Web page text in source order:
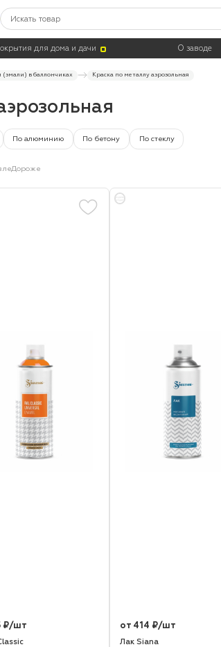
для дома и дачи О заводе
(эмали) в баллончиках Краска по металлу аэрозольная
По алюминию По бетону По стеклу
°C Цвет
Дороже
₽/шт от 414 ₽/шт
Лак Siana